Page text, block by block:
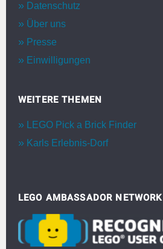
Datenschutz
Über uns
Presse
Einwilligungen
WEITERE THEMEN
LEGO Pick a Brick Finder
Karls Erlebnis-Dorf
LEGO AMBASSADOR NETWORK